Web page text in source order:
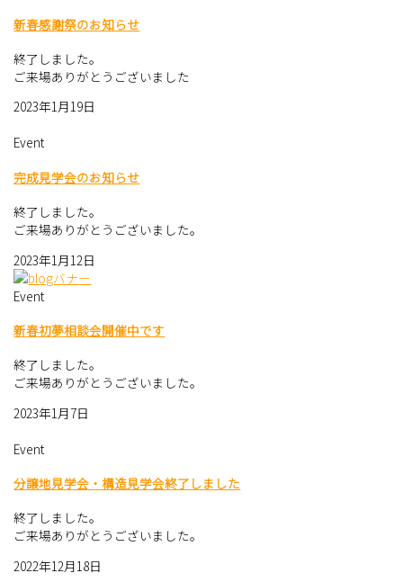
新春感謝祭のお知らせ
終了しました。
ご来場ありがとうございました
2023年1月19日
Event
完成見学会のお知らせ
終了しました。
ご来場ありがとうございました。
2023年1月12日
Event
新春初夢相談会開催中です
終了しました。
ご来場ありがとうございました。
2023年1月7日
Event
分譲地見学会・構造見学会終了しました
終了しました。
ご来場ありがとうございました。
2022年12月18日